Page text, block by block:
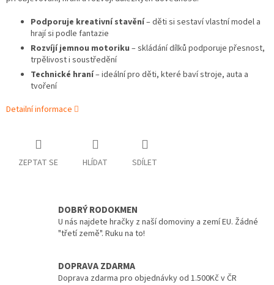
Podporuje kreativní stavění– děti si sestaví vlastní model a
hrají si podle fantazie
Rozvíjí jemnou motoriku – skládání dílků podporuje přesnost,
trpělivost i soustředění
Technické hraní– ideální pro děti, které baví stroje, auta a
tvoření
Detailní informace
ZEPTAT SE HLÍDAT SDÍLET
DOBRÝ RODOKMEN
U nás najdete hračky z naší domoviny a zemí EU. Žádné
"třetí země". Ruku na to!
DOPRAVA ZDARMA
Doprava zdarma pro objednávky od 1.500Kč v ČR